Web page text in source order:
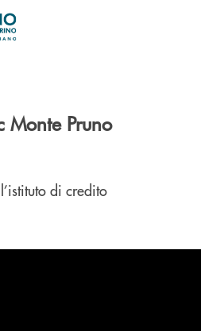
Monte Pruno
di credito